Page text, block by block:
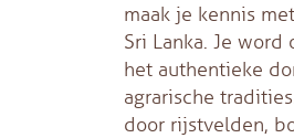
maak je kennis
Sri Lanka. Je word
het authentieke
agrarische
door rijstvelden,